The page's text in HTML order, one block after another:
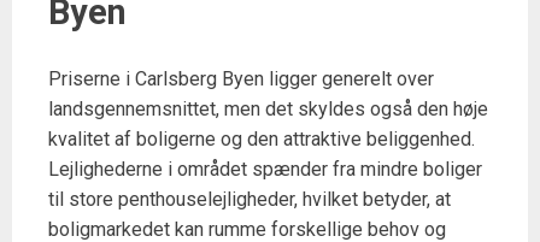
Byen
Priserne i Carlsberg Byen ligger generelt over
landsgennemsnittet, men det skyldes også den høje
kvalitet af boligerne og den attraktive beliggenhed.
Lejlighederne i området spænder fra mindre boliger
til store penthouselejligheder, hvilket betyder, at
boligmarkedet kan rumme forskellige behov og